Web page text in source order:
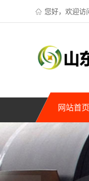
您好，欢迎访
网站首页